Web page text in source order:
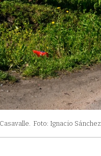
Foto: Ignacio Sánchez.